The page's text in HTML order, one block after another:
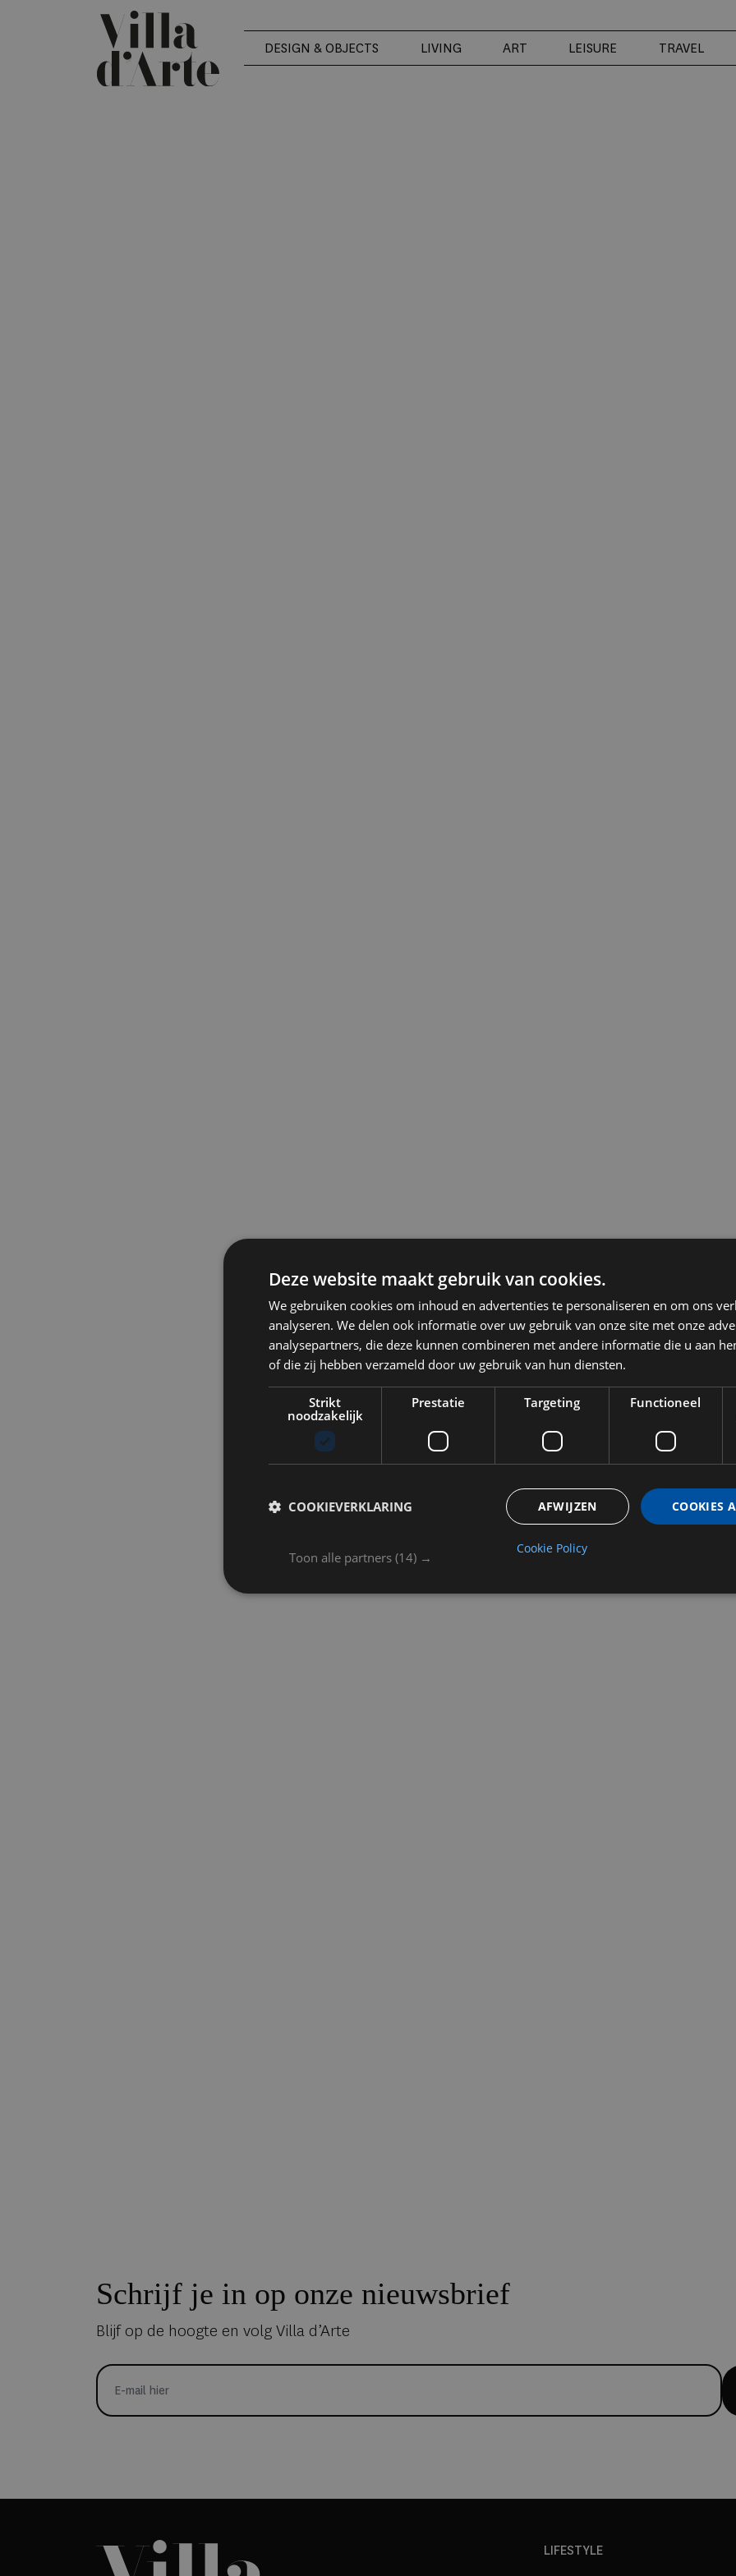
DESIGN & OBJECTS LIVING ART LEISURE TRAVEL
Schrijf je in op onze nieuwsbrief
Blijf op de hoogte en volg Villa d’Arte
LIFESTYLE
Deze website maakt gebruik van cookies.
We gebruiken cookies om inhoud en advertenties te personaliseren en om ons
analyseren. We delen ook informatie over uw gebruik van onze site met onze
analysepartners, die deze kunnen combineren met andere informatie die u aan
of die zij hebben verzameld door uw gebruik van hun diensten.
Toon alle partners (14) →
Strikt
noodzakelijk
Prestatie Targeting Functioneel
COOKIES
AFWIJZEN
COOKIEVERKLARING
Cookie Policy